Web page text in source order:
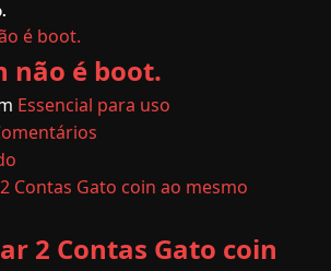
não é boot.
Essencial para uso
2 Contas Gato coin